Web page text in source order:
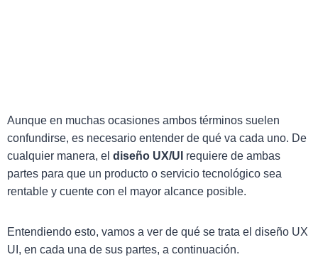
Aunque en muchas ocasiones ambos términos suelen
confundirse, es necesario entender de qué va cada uno. De
cualquier manera, el diseño UX/UI requiere de ambas
partes para que un producto o servicio tecnológico sea
rentable y cuente con el mayor alcance posible.
Entendiendo esto, vamos a ver de qué se trata el diseño UX
UI, en cada una de sus partes, a continuación.